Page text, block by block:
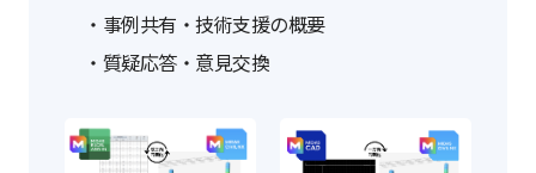
・事例共有・技術支援の概要
・質疑応答・意見交換